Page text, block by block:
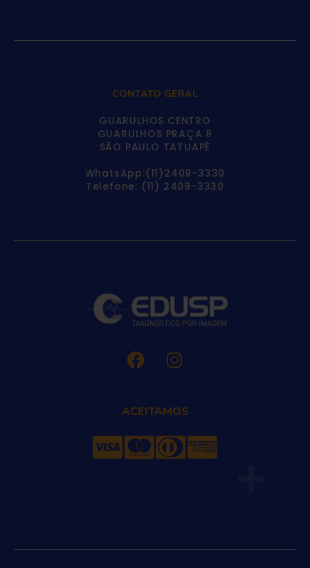
ACEITAMOS
CONTATO GERAL
GUARULHOS CENTRO
GUARULHOS PRAÇA 8
SÃO PAULO TATUAPÉ
WhatsApp:(11)2409-3330
Telefone: (11) 2409-3330